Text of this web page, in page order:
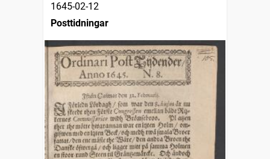
1645-02-12
Posttidningar